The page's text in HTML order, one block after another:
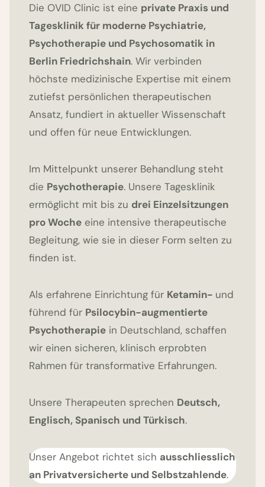
Die OVID Clinic ist eine private Praxis und
Tagesklinik für moderne Psychiatrie,
Psychotherapie und Psychosomatik in
Berlin Friedrichshain. Wir verbinden
höchste medizinische Expertise mit einem
zutiefst persönlichen therapeutischen
Ansatz, fundiert in aktueller Wissenschaft
und offen für neue Entwicklungen.
Im Mittelpunkt unserer Behandlung steht
die Psychotherapie. Unsere Tagesklinik
ermöglicht mit bis zu drei Einzelsitzungen
pro Woche eine intensive therapeutische
Begleitung, wie sie in dieser Form selten zu
finden ist.
Als erfahrene Einrichtung für Ketamin- und
führend für Psilocybin-augmentierte
Psychotherapie in Deutschland, schaffen
wir einen sicheren, klinisch erprobten
Rahmen für transformative Erfahrungen.
Unsere Therapeuten sprechen Deutsch,
Englisch, Spanisch und Türkisch.
Unser Angebot richtet sich ausschliesslich
an Privatversicherte und Selbstzahlende.